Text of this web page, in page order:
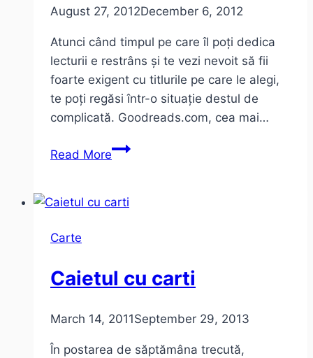
August 27, 2012December 6, 2012
Atunci când timpul pe care îl poți dedica
lecturii e restrâns și te vezi nevoit să fii
foarte exigent cu titlurile pe care le alegi,
te poți regăsi într-o situație destul de
complicată. Goodreads.com, cea mai…
Read MoreCum
următoarea
Carte
Caietul cu carti
March 14, 2011September 29, 2013
În postarea de săptămâna trecută,